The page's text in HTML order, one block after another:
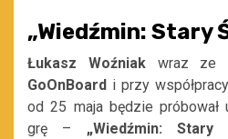
„Wiedźmin: Stary
Łukasz Woźniakwraz ze
GoOnBoard i przy
od 25 maja będzie próbował
grę – „Wiedźmin: Stary